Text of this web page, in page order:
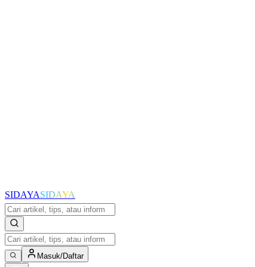
SIDAYASIDAYA
Masuk/Daftar